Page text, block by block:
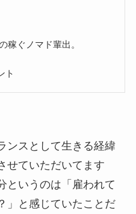
稼ぐノマド輩出。
ト
ンスとして生きる経緯
せていただいてます
というのは「雇われて
」と感じていたことだ